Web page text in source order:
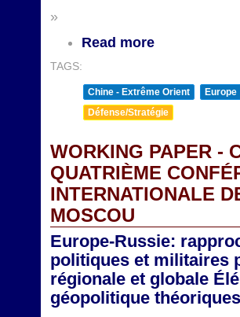
»
Read more
TAGS:
Chine - Extrême Orient
Europe
Défense/Stratégie
WORKING PAPER -
QUATRIÈME
INTERNATIONALE
MOSCOU
Europe-Russie:
politiques et militaires
régionale et globale
géopolitique théoriques